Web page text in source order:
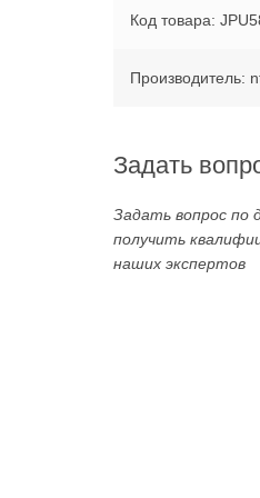
Код товара:
Производитель:
Задать
Задать вопрос по
получить
наших экспертов